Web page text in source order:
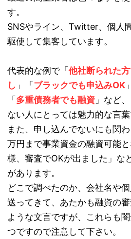
す。
SNSやライン、Twitter、個人
駆使して集客しています。
代表的な例で「 他社断られた
し 」「 ブラックでも申込みOK
「 多重債務者でも融資 」など
ない人にとっては魅力的な言葉
また、申し込んでないにも関
万円まで事業資金の融資可能
様、審査でOKが出ました」な
があります。
どこで調べたのか、会社名や
送ってきて、あたかも融資の
ような文言ですが、これらも
つですので注意して下さい。